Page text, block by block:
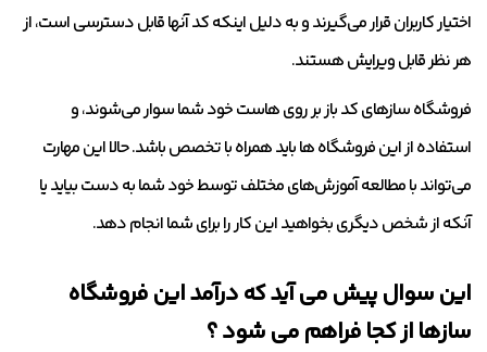
اختیار کاربران قرار می‌گیرند و به دلیل اینکه کد آنها قابل دسترسی است، از
هر نظر قابل ویرایش هستند.
فروشگاه سازهای کد باز بر روی هاست خود شما سوار می‌شوند، و
استفاده از این فروشگاه ها باید همراه با تخصص باشد. حالا این مهارت
می‌تواند با مطالعه آموزش‌های مختلف توسط خود شما به دست بیاید یا
آنکه از شخص دیگری بخواهید این کار را برای شما انجام دهد.
این سوال پیش می آید که درآمد این فروشگاه‌
سازها از کجا فراهم می شود ؟